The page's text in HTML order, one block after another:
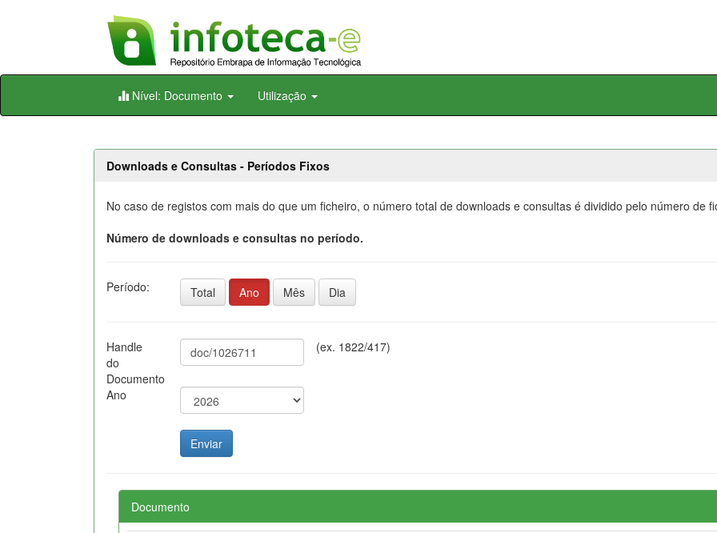
Skip
Nível: Documento Utilização
Downloads e Consultas - Períodos Fixos
No caso de registos com mais do que um ficheiro, o número total de downloads e consultas é dividido pelo número de
Número de downloads e consultas no período.
Período: Total Ano Mês Dia
Handle
do
Documento
(ex. 1822/417)
Ano
Documento